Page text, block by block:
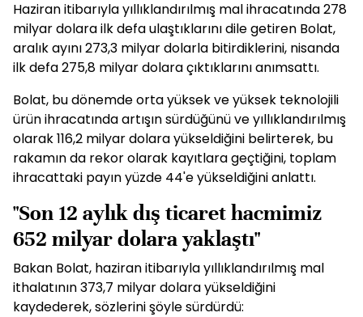
Haziran itibarıyla yıllıklandırılmış mal ihracatında 278
milyar dolara ilk defa ulaştıklarını dile getiren Bolat,
aralık ayını 273,3 milyar dolarla bitirdiklerini, nisanda
ilk defa 275,8 milyar dolara çıktıklarını anımsattı.
Bolat, bu dönemde orta yüksek ve yüksek teknolojili
ürün ihracatında artışın sürdüğünü ve yıllıklandırılmış
olarak 116,2 milyar dolara yükseldiğini belirterek, bu
rakamın da rekor olarak kayıtlara geçtiğini, toplam
ihracattaki payın yüzde 44'e yükseldiğini anlattı.
"Son 12 aylık dış ticaret hacmimiz
652 milyar dolara yaklaştı"
Bakan Bolat, haziran itibarıyla yıllıklandırılmış mal
ithalatının 373,7 milyar dolara yükseldiğini
kaydederek, sözlerini şöyle sürdürdü: